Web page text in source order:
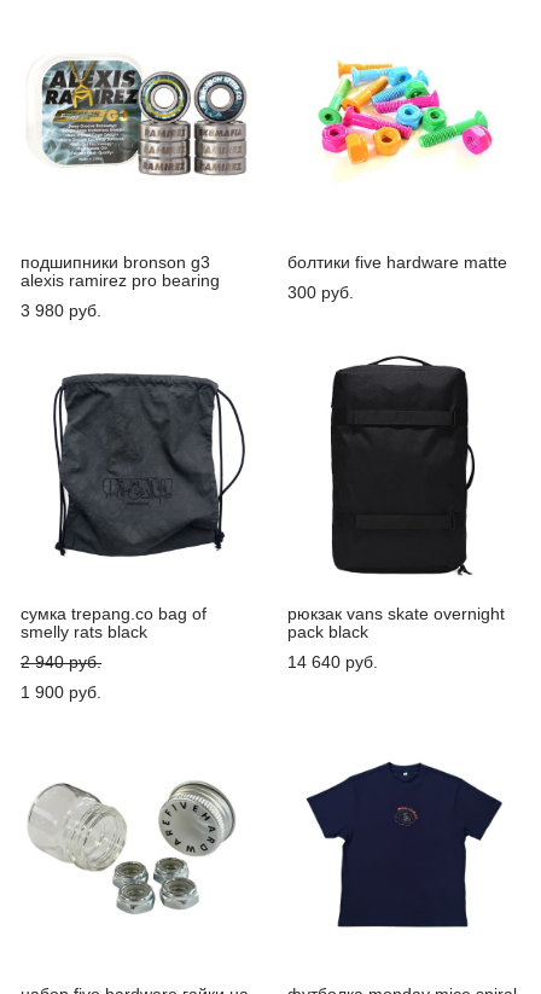
подшипники bronson g3
alexis ramirez pro bearing
3 980 pуб.
болтики five hardware matte
300 pуб.
сумка trepang.co bag of
smelly rats black
2 940 pуб.
1 900 pуб.
рюкзак vans skate overnight
pack black
14 640 pуб.